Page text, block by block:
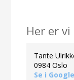
Her er vi
Tante
0984 Oslo
Se i